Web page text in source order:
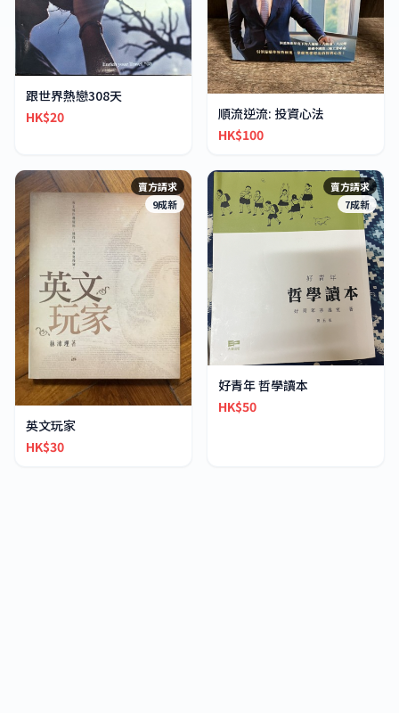
跟世界熱戀308天
HK$20
順流逆流: 投資心法
HK$100
賣方請求
9成新
英文玩家
HK$30
賣方請求
7成新
好青年 哲學讀本
HK$50